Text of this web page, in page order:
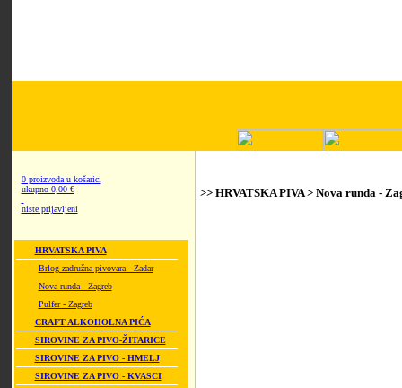
0 proizvoda u košarici
ukupno 0,00 €
niste prijavljeni
HRVATSKA PIVA
Brlog zadružna pivovara - Zadar
Nova runda - Zagreb
Pulfer - Zagreb
CRAFT ALKOHOLNA PIĆA
SIROVINE ZA PIVO-ŽITARICE
SIROVINE ZA PIVO - HMELJ
SIROVINE ZA PIVO - KVASCI
>> HRVATSKA PIVA > Nova runda -